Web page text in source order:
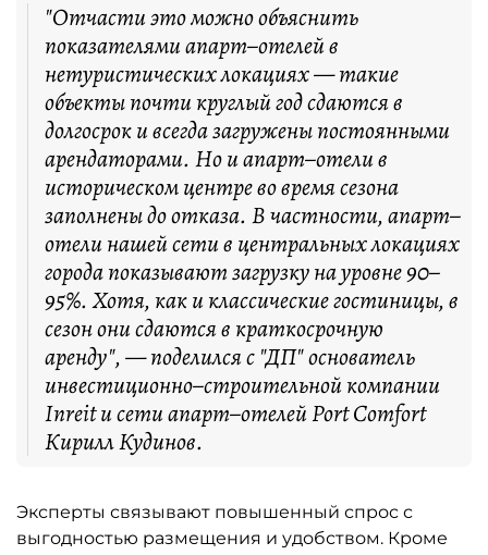
"Отчасти это можно объяснить
показателями апарт–отелей в
нетуристических локациях — такие
объекты почти круглый год сдаются в
долгосрок и всегда загружены постоянными
арендаторами. Но и апарт–отели в
историческом центре во время сезона
заполнены до отказа. В частности, апарт–
отели нашей сети в центральных локациях
города показывают загрузку на уровне 90–
95%. Хотя, как и классические гостиницы, в
сезон они сдаются в краткосрочную
аренду", — поделился с "ДП" основатель
инвестиционно–строительной компании
Inreit и сети апарт–отелей Port Comfort
Кирилл Кудинов.
Эксперты связывают повышенный спрос с
выгодностью размещения и удобством. Кроме